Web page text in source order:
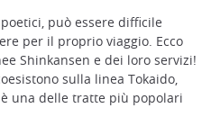
può essere difficile
per il proprio viaggio. Ecco
Shinkansen e dei loro servizi!
sulla linea Tokaido,
è una delle tratte più popolari